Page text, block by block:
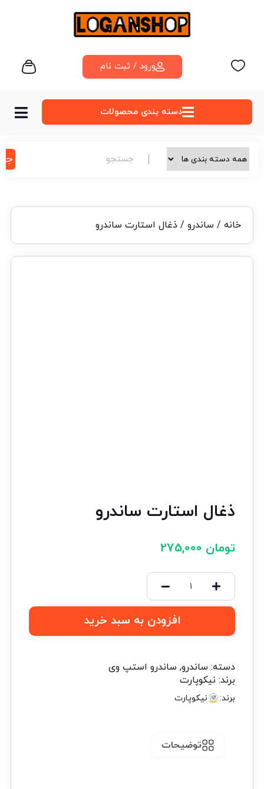
ورود / ثبت نام
دسته‌ بندی محصولات
خانه / ساندرو/ ذغال استارت ساندرو
ذغال استارت ساندرو
تومان
افزودن به سبد خرید
دسته: ساندرو, ساندرو استپ وی
برند: نیکوپارت
برند: نیکوپارت
توضیحات